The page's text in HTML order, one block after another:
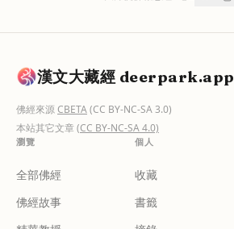
漢文大藏經 deerpark.app
佛經來源CBETA(CC BY-NC-SA 3.0)
本站其它文章(CC BY-NC-SA 4.0)
瀏覽
全部佛經
佛經故事
個人
收藏
書籤